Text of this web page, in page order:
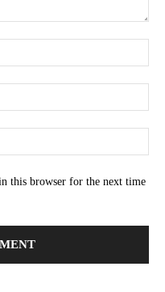
this browser for the next time